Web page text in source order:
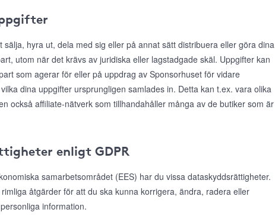
hyra ut, dela med sig eller på annat sätt distribuera eller göra dina
utom när det krävs av juridiska eller lagstadgade skäl. Uppgifter kan
som agerar för eller på uppdrag av Sponsorhuset för vidare
dina uppgifter ursprungligen samlades in. Detta kan t.ex. vara olika
också affiliate-nätverk som tillhandahåller många av de butiker som är
enligt GDPR
samarbetsområdet (EES) har du vissa dataskyddsrättigheter.
åtgärder för att du ska kunna korrigera, ändra, radera eller
information.